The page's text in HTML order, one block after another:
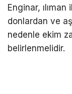
Enginar,
donlardan ve
nedenle ekim
belirlenmelidir.